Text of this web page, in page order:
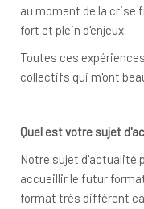
au moment de la crise
fort et plein d'enjeux.
Toutes ces
collectifs qui m'ont
Quel est votre sujet
Notre sujet d'actualité
accueillir le futur
format très différent